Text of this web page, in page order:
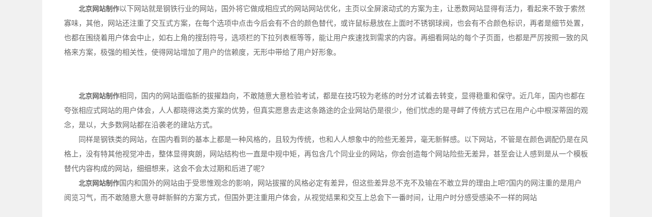
北京网站制作以下网站就是钢铁行业的网站，国外将它做成相应式的网站网站优化，主页以全屏滚动式的方案为主，让悉数网站显得有活力，看起来不致于索然
寡味，其他，网站还注重了交互式方案，在每个选项中点击今后会有不合的颜色替代，或许鼠标悬放在上面时不锈钢球阀，也会有不合颜色标识，再者是细节处置，
也都在围绕着用户体会中止，如右上角的搜刮符号，选项栏的下拉列表框等等，能让用户疾速找到需求的内容。再细看网站的每个子页面，也都是严厉按照一致的风
格来方案，极强的相关性，使得网站增加了用户的信赖度，无形中带给了用户好形象。
北京网站制作相同，国内的网站面临新的拔擢趋向，不敢随意大意检验考试，都是在技巧较为老练的时分才试着去转变，显得稳重和保守。近几年，国内也都在
夸张相应式网站的用户体会，人人都晓得这类方案的优势，但真实愿意去走这条路途的企业网站仍是很少，他们忧虑的是寻衅了传统方式已在用户心中根深蒂固的观
念，是以，大多数网站都在沿袭老的建站方式。
同样是钢铁类的网站，在国内看到的基本上都是一种风格的，且较为传统，也和人人想象中的险些无差异，毫无新鲜感。以下网站，不管是在颜色调配仍是在风
格上，没有特其他视觉冲击，整体显得爽朗，网站结构也一直是中规中矩，再包含几个同业业的网站，你会创造每个网站险些无差异，甚至会让人感到是从一个模板
替代内容构成的网站，细细想来，这会不会太过期和后进了呢?
北京网站制作国内和国外的网站由于受思惟观念的影响，网站拔擢的风格必定有差异，但这些差异总不克不及输在不敢立异的理由上吧?国内的网注重的是用户
阅览习气，而不敢随意大意寻衅新鲜的方案方式，但国外更注重用户体会，从视觉结果和交互上总会下一番时间，让用户时分感受感染不一样的网站